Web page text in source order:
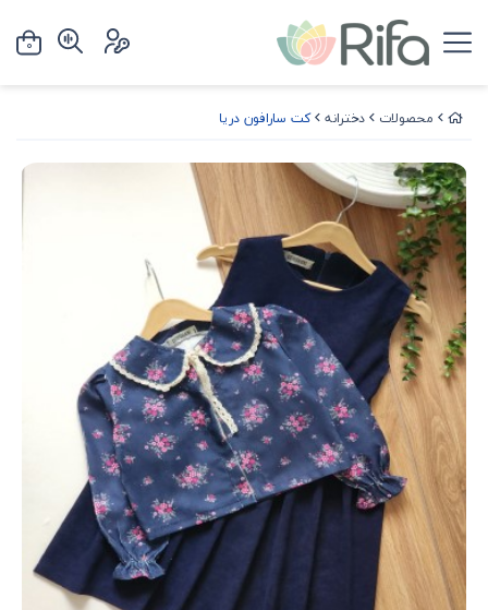
محصولات دخترانه کت سارافون دریا
0